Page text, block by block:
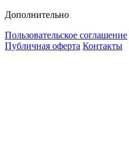
Дополнительно
Пользовательское соглашение
Публичная оферта Контакты